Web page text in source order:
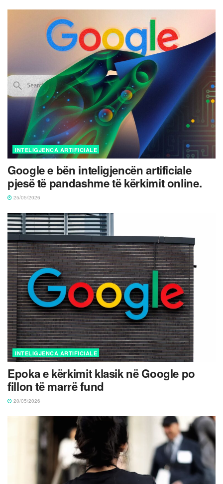
INTELIGJENCA ARTIFICIALE
Google e bën inteligjencën artificiale
pjesë të pandashme të kërkimit online.
25/05/2026
INTELIGJENCA ARTIFICIALE
Epoka e kërkimit klasik në Google po
fillon të marrë fund
20/05/2026